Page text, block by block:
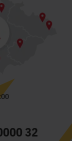
32